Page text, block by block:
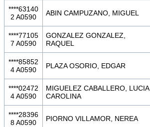
****63140
2 A0590
ABIN CAMPUZANO, MIGUEL
****77105
7 A0590
GONZALEZ GONZALEZ,
RAQUEL
****85852
4 A0590
PLAZA OSORIO, EDGAR
****02472
4 A0590
MIGUELEZ CABALLERO, LUCIA
CAROLINA
****28396
8 A0590
PIORNO VILLAMOR, NEREA